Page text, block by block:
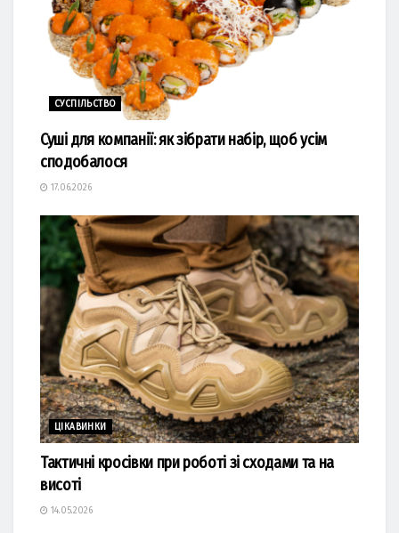
СУСПІЛЬСТВО
Суші для компанії: як зібрати набір, щоб усім
сподобалося
17.06.2026
ЦІКАВИНКИ
Тактичні кросівки при роботі зі сходами та на
висоті
14.05.2026